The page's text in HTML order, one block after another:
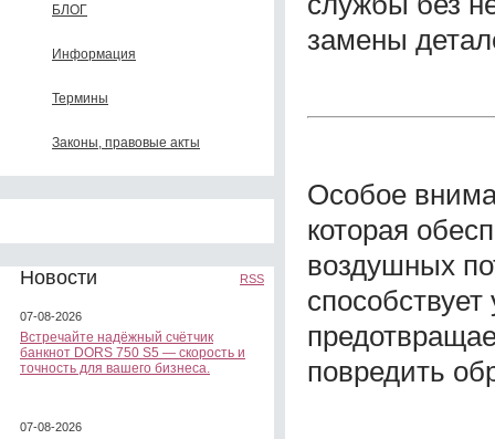
БЛОГ
Информация
Термины
Законы, правовые акты
Новости RSS
07-08-2026
Встречайте надёжный счётчик
банкнот DORS 750 S5 — скорость и
точность для вашего бизнеса.
07-08-2026
замены
Особое
которая
воздушных
повредить